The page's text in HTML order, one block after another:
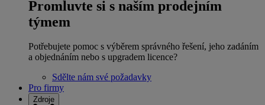
Promluvte si s naším prodejním
týmem
Potřebujete pomoc s výběrem správného řešení, jeho zadáním
a objednáním nebo s upgradem licence?
Sdělte nám své požadavky
Pro firmy
Zdroje